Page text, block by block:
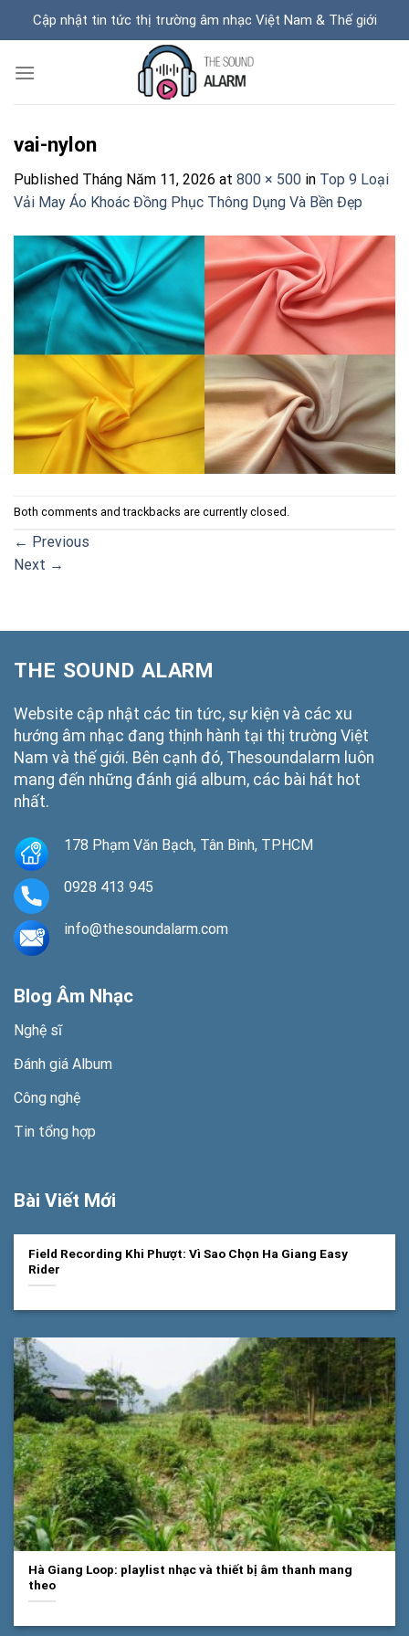
Cập nhật tin tức thị trường âm nhạc Việt Nam & Thế giới
vai-nylon
Published Tháng Năm 11, 2026 at 800 × 500 in Top 9 Loại
Vải May Áo Khoác Đồng Phục Thông Dụng Và Bền Đẹp
Both comments and trackbacks are currently closed.
← Previous
Next →
THE SOUND ALARM
Website cập nhật các tin tức, sự kiện và các xu
hướng âm nhạc đang thịnh hành tại thị trường Việt
Nam và thế giới. Bên cạnh đó, Thesoundalarm luôn
mang đến những đánh giá album, các bài hát hot
nhất.
178 Phạm Văn Bạch, Tân Bình, TPHCM
0928 413 945
info@thesoundalarm.com
Blog Âm Nhạc
Nghệ sĩ
Đánh giá Album
Công nghệ
Tin tổng hợp
Bài Viết Mới
Field Recording Khi Phượt: Vì Sao Chọn Ha Giang Easy
Rider
Hà Giang Loop: playlist nhạc và thiết bị âm thanh mang
theo